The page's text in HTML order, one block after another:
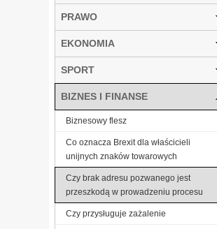
PRAWO
EKONOMIA
SPORT
BIZNES I FINANSE
Biznesowy flesz
Co oznacza Brexit dla właścicieli
unijnych znaków towarowych
Czy brak adresu pozwanego jest
przeszkodą w prowadzeniu procesu
Czy przysługuje zażalenie